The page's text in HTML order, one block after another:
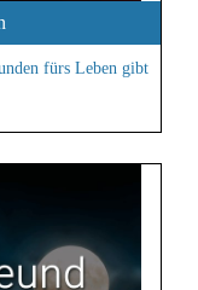
fürs Leben gibt